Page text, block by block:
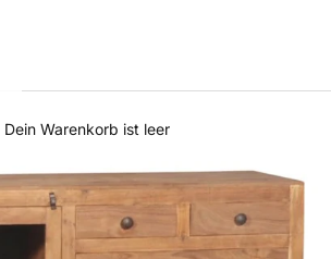
Dein Warenkorb ist leer